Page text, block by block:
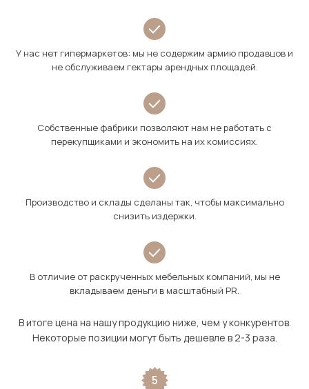
У нас нет гипермаркетов: мы не содержим армию продавцов и
не обслуживаем гектары арендных площадей.
Собственные фабрики позволяют нам не работать с
перекупщиками и экономить на их комиссиях.
Производство и склады сделаны так, чтобы максимально
снизить издержки.
В отличие от раскрученных мебельных компаний, мы не
вкладываем деньги в масштабный PR.
В итоге цена на нашу продукцию ниже, чем у конкурентов.
Некоторые позиции могут быть дешевле в 2-3 раза.
5